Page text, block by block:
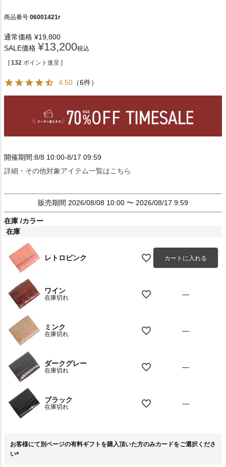
商品番号 06001421r
通常価格 ¥19,800
SALE価格 ¥13,200税込
[ 132 ポイント進呈 ]
4.50 （6件）
開催期間:8/8 10:00-8/17 09:59
詳細・その他対象アイテム一覧はこちら
販売期間 2026/08/08 10:00 〜 2026/08/17 9:59
在庫 カラー
在庫
レトロピンク カートに入れる
ワイン
在庫切れ —
ミンク
在庫切れ —
ダークグレー
在庫切れ —
ブラック
在庫切れ —
お客様にて別ページの有料ギフトを購入頂いた方のみカードをご選択くださ
い